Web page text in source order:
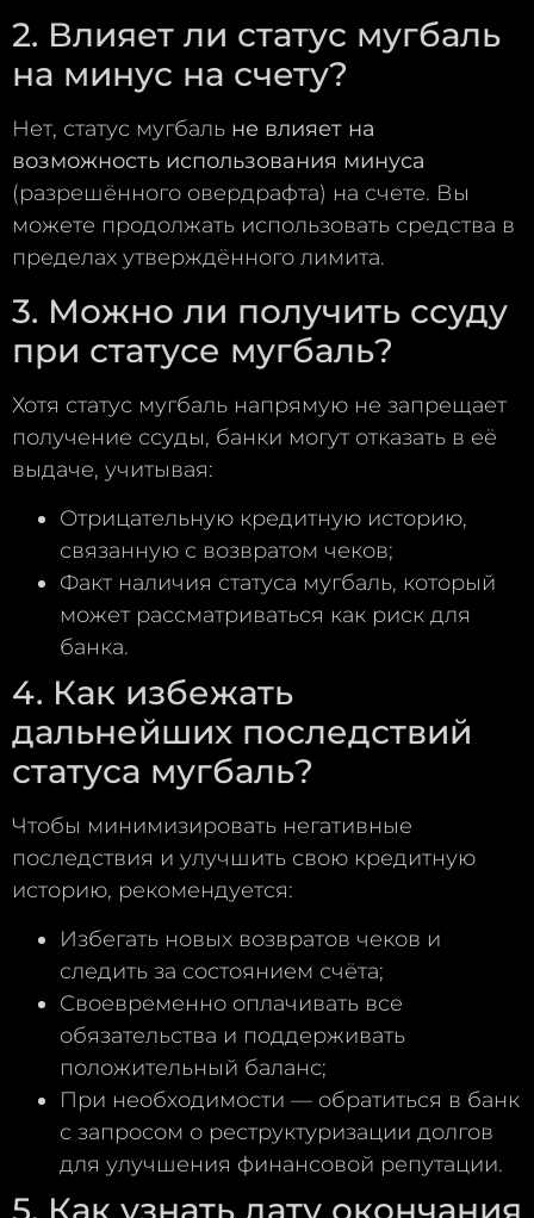
2. Влияет ли статус мугбаль
на минус на счету?
Нет, статус мугбаль не влияет на
возможность использования минуса
(разрешённого овердрафта) на счете. Вы
можете продолжать использовать средства в
пределах утверждённого лимита.
3. Можно ли получить ссуду
при статусе мугбаль?
Хотя статус мугбаль напрямую не запрещает
получение ссуды, банки могут отказать в её
выдаче, учитывая:
Отрицательную кредитную историю,
связанную с возвратом чеков;
Факт наличия статуса мугбаль, который
может рассматриваться как риск для
банка.
4. Как избежать
дальнейших последствий
статуса мугбаль?
Чтобы минимизировать негативные
последствия и улучшить свою кредитную
историю, рекомендуется:
Избегать новых возвратов чеков и
следить за состоянием счёта;
Своевременно оплачивать все
обязательства и поддерживать
положительный баланс;
При необходимости — обратиться в банк
с запросом о реструктуризации долгов
для улучшения финансовой репутации.